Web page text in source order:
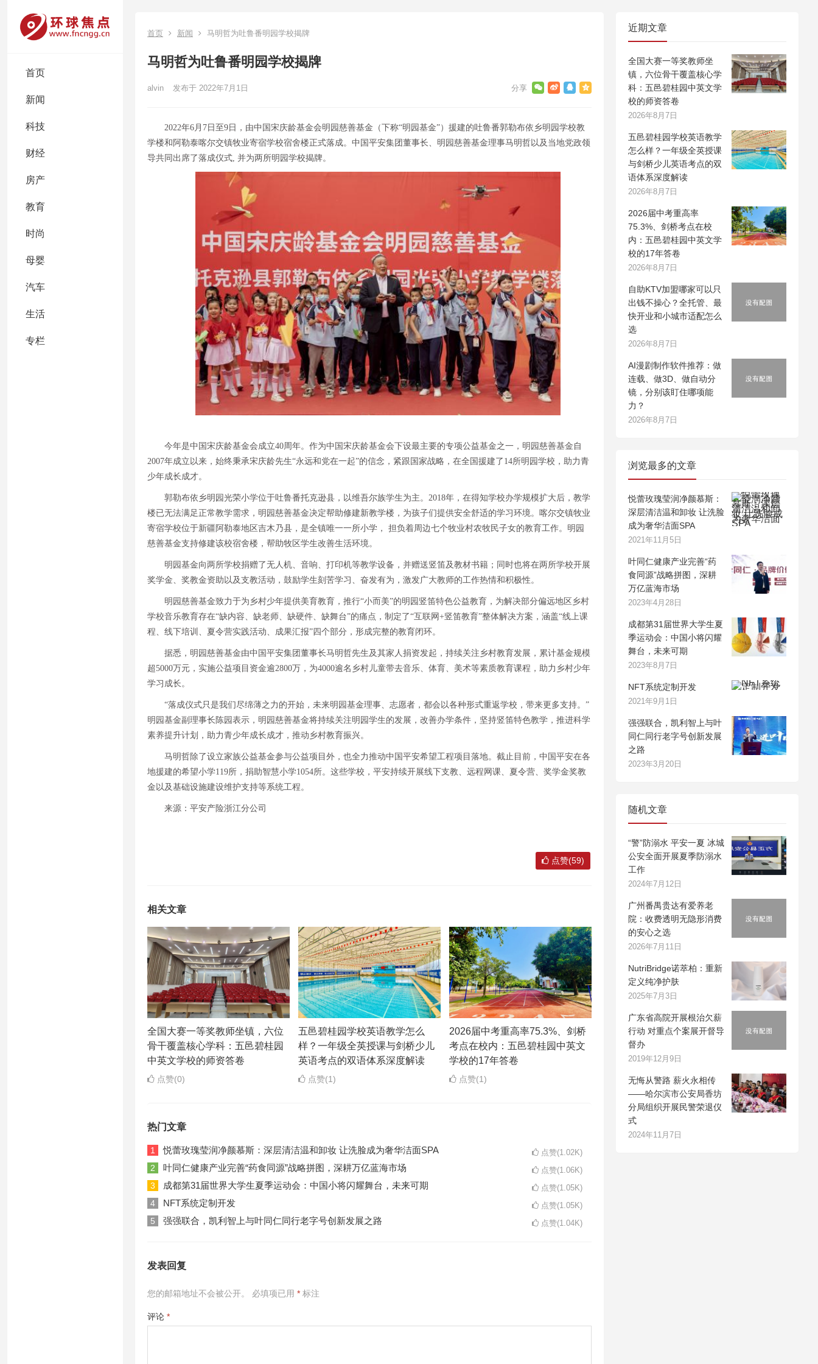
首页
新闻
科技
财经
房产
教育
时尚
母婴
汽车
生活
专栏
首页 新闻 马明哲为吐鲁番明园学校揭牌
马明哲为吐鲁番明园学校揭牌
alvin 发布于 2022年7月1日
2022年6月7日至9日，由中国宋庆龄基金会明园慈善基金（下称“明园基金”）援建的吐鲁番郭勒布依乡明园学校教
学楼和阿勒泰喀尔交镇牧业寄宿学校宿舍楼正式落成。中国平安集团董事长、明园慈善基金理事马明哲以及当地党政领
导共同出席了落成仪式, 并为两所明园学校揭牌。
今年是中国宋庆龄基金会成立40周年。作为中国宋庆龄基金会下设最主要的专项公益基金之一，明园慈善基金自
2007年成立以来，始终秉承宋庆龄先生“永远和党在一起”的信念，紧跟国家战略，在全国援建了14所明园学校，助力青
少年成长成才。
郭勒布依乡明园光荣小学位于吐鲁番托克逊县，以维吾尔族学生为主。2018年，在得知学校办学规模扩大后，教学
楼已无法满足正常教学需求，明园慈善基金决定帮助修建新教学楼，为孩子们提供安全舒适的学习环境。喀尔交镇牧业
寄宿学校位于新疆阿勒泰地区吉木乃县，是全镇唯一一所小学， 担负着周边七个牧业村农牧民子女的教育工作。明园
慈善基金支持修建该校宿舍楼，帮助牧区学生改善生活环境。
明园基金向两所学校捐赠了无人机、音响、打印机等教学设备，并赠送竖笛及教材书籍；同时也将在两所学校开展
奖学金、奖教金资助以及支教活动，鼓励学生刻苦学习、奋发有为，激发广大教师的工作热情和积极性。
明园慈善基金致力于为乡村少年提供美育教育，推行“小而美”的明园竖笛特色公益教育，为解决部分偏远地区乡村
学校音乐教育存在“缺内容、缺老师、缺硬件、缺舞台”的痛点，制定了“互联网+竖笛教育”整体解决方案，涵盖“线上课
程、线下培训、夏令营实践活动、成果汇报”四个部分，形成完整的教育闭环。
据悉，明园慈善基金由中国平安集团董事长马明哲先生及其家人捐资发起，持续关注乡村教育发展，累计基金规模
超5000万元，实施公益项目资金逾2800万，为4000逾名乡村儿童带去音乐、体育、美术等素质教育课程，助力乡村少年
学习成长。
“落成仪式只是我们尽绵薄之力的开始，未来明园基金理事、志愿者，都会以各种形式重返学校，带来更多支持。”
明园基金副理事长陈园表示，明园慈善基金将持续关注明园学生的发展，改善办学条件，坚持竖笛特色教学，推进科学
素养提升计划，助力青少年成长成才，推动乡村教育振兴。
马明哲除了设立家族公益基金参与公益项目外，也全力推动中国平安希望工程项目落地。截止目前，中国平安在各
地援建的希望小学119所，捐助智慧小学1054所。这些学校，平安持续开展线下支教、远程网课、夏令营、奖学金奖教
金以及基础设施建设维护支持等系统工程。
来源：平安产险浙江分公司
点赞(59)
相关文章
全国大赛一等奖教师坐镇，六位
骨干覆盖核心学科：五邑碧桂园
中英文学校的师资答卷
点赞(0)
五邑碧桂园学校英语教学怎么
样？一年级全英授课与剑桥少儿
英语考点的双语体系深度解读
点赞(1)
2026届中考重高率75.3%、剑桥
考点在校内：五邑碧桂园中英文
学校的17年答卷
点赞(1)
热门文章
1 悦蕾玫瑰莹润净颜慕斯：深层清洁温和卸妆 让洗脸成为奢华洁面SPA 点赞(1.02K)
2 叶同仁健康产业完善“药食同源”战略拼图，深耕万亿蓝海市场 点赞(1.06K)
3 成都第31届世界大学生夏季运动会：中国小将闪耀舞台，未来可期 点赞(1.05K)
4 NFT系统定制开发 点赞(1.05K)
5 强强联合，凯利智上与叶同仁同行老字号创新发展之路 点赞(1.04K)
发表回复
您的邮箱地址不会被公开。 必填项已用 * 标注
评论 *
近期文章
全国大赛一等奖教师坐
镇，六位骨干覆盖核心学
科：五邑碧桂园中英文学
校的师资答卷
2026年8月7日
五邑碧桂园学校英语教学
怎么样？一年级全英授课
与剑桥少儿英语考点的双
语体系深度解读
2026年8月7日
2026届中考重高率
75.3%、剑桥考点在校
内：五邑碧桂园中英文学
校的17年答卷
2026年8月7日
自助KTV加盟哪家可以只
出钱不操心？全托管、最
快开业和小城市适配怎么
选
2026年8月7日
AI漫剧制作软件推荐：做
连载、做3D、做自动分
镜，分别该盯住哪项能
力？
2026年8月7日
浏览最多的文章
悦蕾玫瑰莹润净颜慕斯：
深层清洁温和卸妆 让洗脸
成为奢华洁面SPA
2021年11月5日
叶同仁健康产业完善“药
食同源”战略拼图，深耕
万亿蓝海市场
2023年4月28日
成都第31届世界大学生夏
季运动会：中国小将闪耀
舞台，未来可期
2023年8月7日
NFT系统定制开发
2021年9月1日
强强联合，凯利智上与叶
同仁同行老字号创新发展
之路
2023年3月20日
随机文章
“警”防溺水 平安一夏 冰城
公安全面开展夏季防溺水
工作
2024年7月12日
广州番禺贵达有爱养老
院：收费透明无隐形消费
的安心之选
2026年7月11日
NutriBridge诺萃柏：重新
定义纯净护肤
2025年7月3日
广东省高院开展根治欠薪
行动 对重点个案展开督导
督办
2019年12月9日
无悔从警路 薪火永相传
——哈尔滨市公安局香坊
分局组织开展民警荣退仪
式
2024年11月7日